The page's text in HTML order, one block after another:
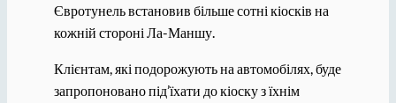
Євротунель встановив більше сотні кіосків на
кожній стороні Ла-Маншу.
Клієнтам, які подорожують на автомобілях, буде
запропоновано під’їхати до кіоску з їхнім